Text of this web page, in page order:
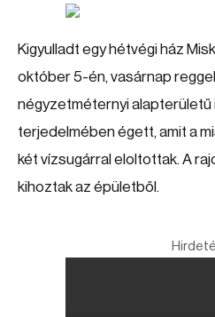
Kigyulladt egy hétvégi ház
október 5-én, vasárnap
négyzetméternyi alapterületű
terjedelmében égett, amit a
két vízsugárral eloltottak. A
kihoztak az épületből.